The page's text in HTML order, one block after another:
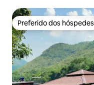
Preferido dos hóspedes
Preferido dos hóspedes